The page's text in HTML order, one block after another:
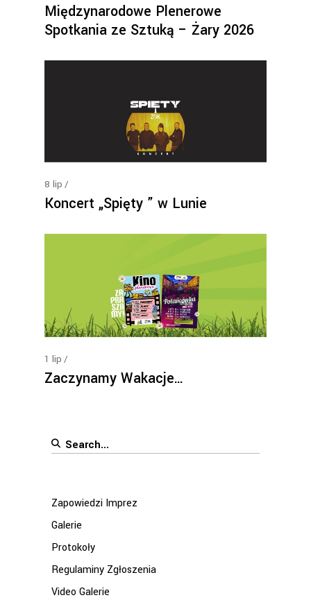
Międzynarodowe Plenerowe
Spotkania ze Sztuką – Żary 2026
8 lip
Koncert „Spięty ” w Lunie
1 lip
Zaczynamy Wakacje…
Search
Zapowiedzi Imprez
Galerie
Protokoły
Regulaminy Zgłoszenia
Video Galerie